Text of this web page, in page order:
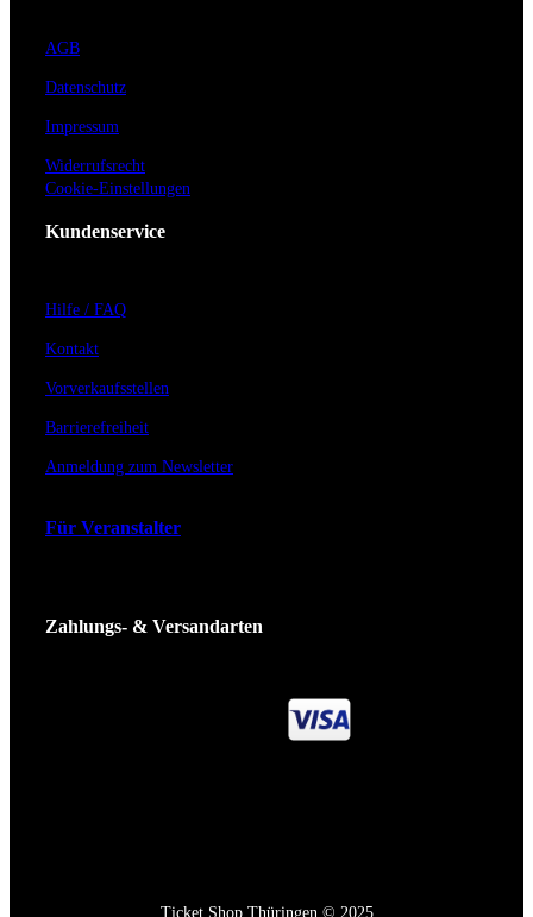
AGB
Datenschutz
Impressum
Widerrufsrecht
Cookie-Einstellungen
Kundenservice
Hilfe / FAQ
Kontakt
Vorverkaufsstellen
Barrierefreiheit
Anmeldung zum Newsletter
Für Veranstalter
Zahlungs- & Versandarten
Ticket Shop Thüringen © 2025